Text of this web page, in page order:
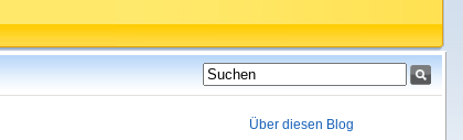
Über diesen Blog